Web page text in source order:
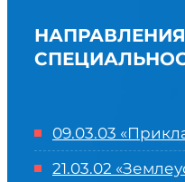
09.03.03
21.03.02